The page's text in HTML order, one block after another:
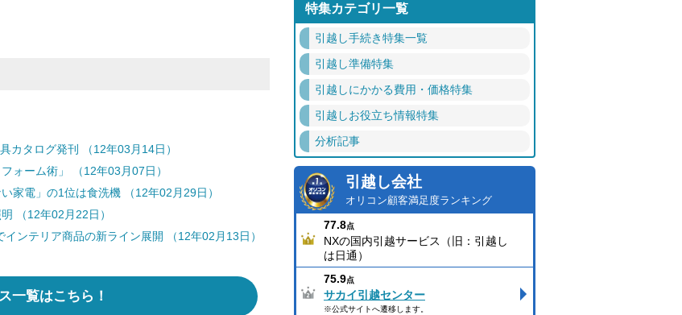
タログ発刊 （12年03月14日）
ォーム術」 （12年03月07日）
電」の1位は食洗機 （12年02月29日）
（12年02月22日）
ンテリア商品の新ライン展開 （12年02月13日）
一覧はこちら！
特集カテゴリ一覧
引越し手続き特集一覧
引越し準備特集
引越しにかかる費用・価格特集
引越しお役立ち情報特集
分析記事
引越し会社
オリコン顧客満足度ランキング
77.8点
NXの国内引越サービス（旧：引越し
は日通）
75.9点
サカイ引越センター
※公式サイトへ遷移します。